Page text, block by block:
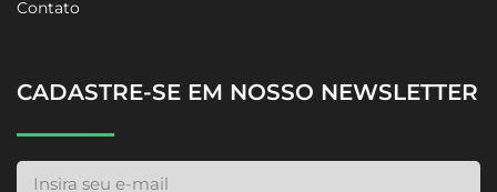
Contato
CADASTRE-SE EM NOSSO NEWSLETTER